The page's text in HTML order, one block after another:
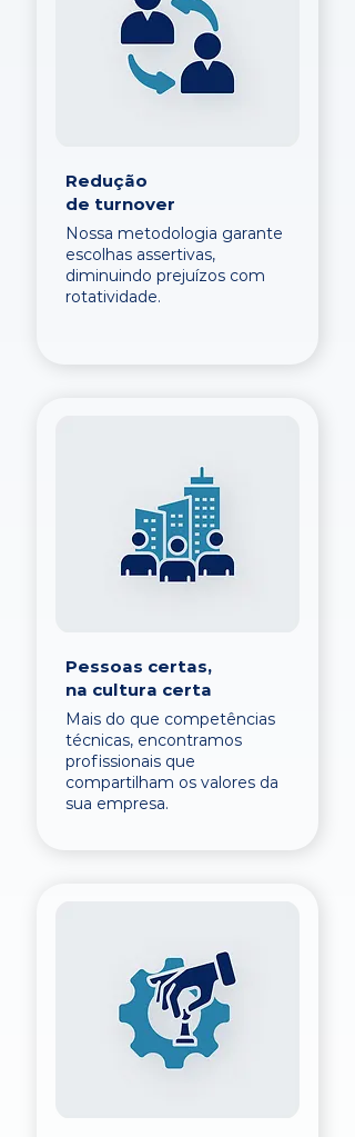
Redução
de turnover
Nossa metodologia garante
escolhas assertivas,
diminuindo prejuízos com
rotatividade.
Pessoas certas,
na cultura certa
Mais do que competências
técnicas, encontramos
profissionais que
compartilham os valores da
sua empresa.